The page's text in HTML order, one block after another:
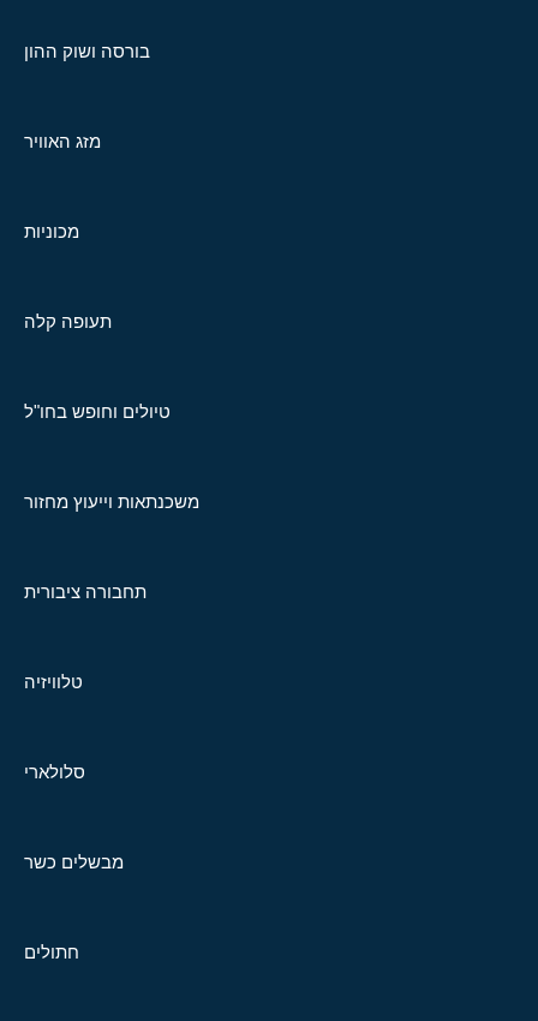
בורסה ושוק ההון
מזג האוויר
מכוניות
תעופה קלה
טיולים וחופש בחו"ל
משכנתאות וייעוץ מחזור
תחבורה ציבורית
טלוויזיה
סלולארי
מבשלים כשר
חתולים